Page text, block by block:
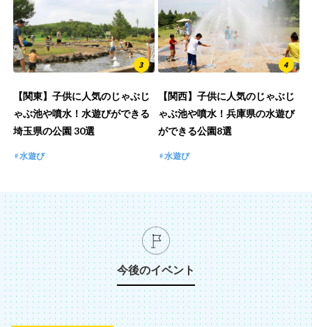
【関東】子供に人気のじゃぶじ
ゃぶ池や噴水！水遊びができる
埼玉県の公園 30選
水遊び
【関西】子供に人気のじゃぶじ
ゃぶ池や噴水！兵庫県の水遊び
ができる公園8選
水遊び
今後のイベント